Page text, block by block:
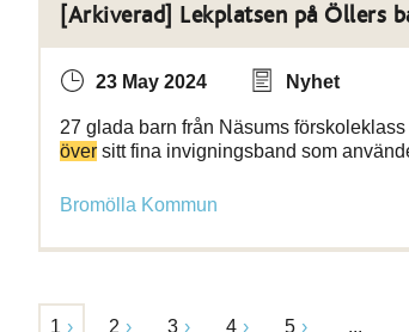
[Arkiverad] Lekplatsen på Öllers
23 May 2024 Nyhet
27 glada barn från Näsums
över sitt fina invigningsband som
Bromölla Kommun
1 2 3 4 5 ...